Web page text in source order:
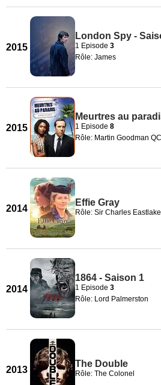
2015
London Spy -
1 Episode 3
Rôle: James
2015
Meurtres au
1 Episode 8
Rôle: Martin Goodman QC
2014
Effie Gray
Rôle: Sir Charles Eastlake
2014
1864 - Saison 1
1 Episode 3
Rôle: Lord Palmerston
2013
The Double
Rôle: The Colonel